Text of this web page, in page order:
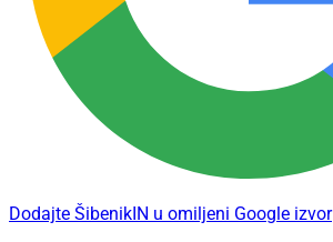
Dodajte ŠibenikIN u omiljeni Google izvor